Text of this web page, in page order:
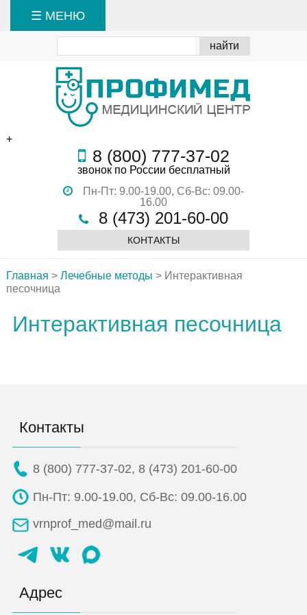
☰ МЕНЮ
+
8 (800) 777-37-02
звонок по России бесплатный
Пн-Пт: 9.00-19.00, Сб-Вс: 09.00-
16.00
8 (473) 201-60-00
КОНТАКТЫ
Главная > Лечебные методы > Интерактивная
песочница
Интерактивная песочница
Контакты
8 (800) 777-37-02, 8 (473) 201-60-00
Пн-Пт: 9.00-19.00, Сб-Вс: 09.00-16.00
vrnprof_med@mail.ru
Адрес